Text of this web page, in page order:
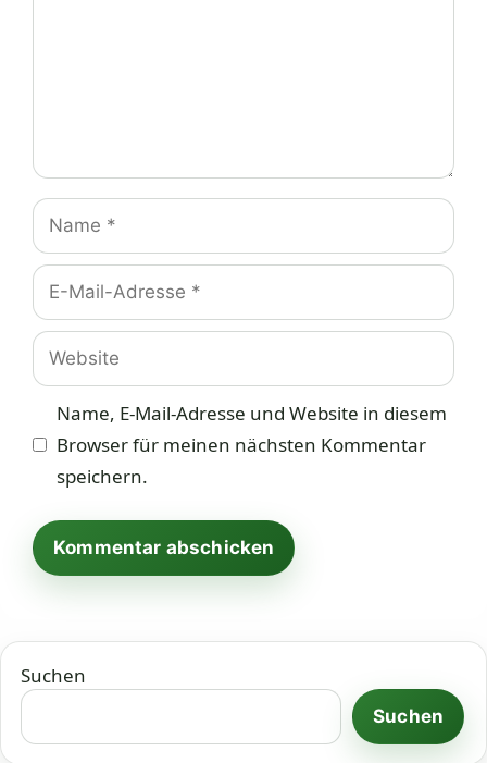
Name
E-
Mail-
Adresse
Website
Name, E-Mail-Adresse und Website in diesem
Browser für meinen nächsten Kommentar
speichern.
Suchen
Suchen